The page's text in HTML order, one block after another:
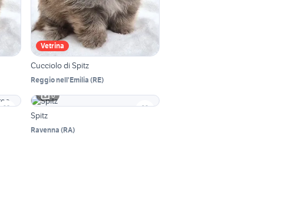
Vetrina
Cucciolo di Spitz
Reggio nell'Emilia (RE)
6
Spitz
Ravenna (RA)